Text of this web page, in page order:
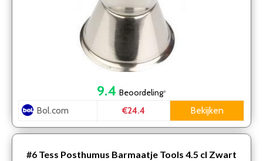
9.4 Beoordeling*
Bol.com €24.4 Bekijken
#6 Tess Posthumus Barmaatje Tools 4.5 cl Zwart